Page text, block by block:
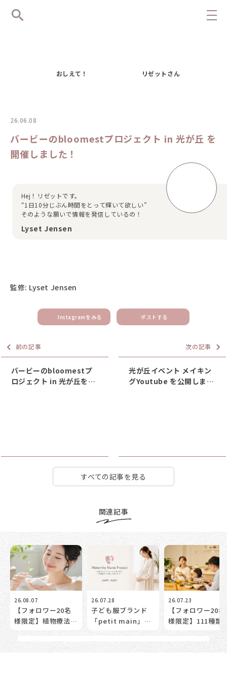
おしえて！ リゼットさん
26.06.08
バービーのbloomestプロジェクト in 光が丘 を
開催しました！
Hej！リゼットです。
“1日10分じぶん時間をとって輝いて欲しい”
そのような願いで情報を発信しているの！
Lyset Jensen
監修: Lyset Jensen
Instagramをみる ポストする
前の記事
バービーのbloomestプ
ロジェクト in 光が丘を開
次の記事
光が丘イベント メイキン
グYoutube を公開しまし
すべての記事を見る
関連記事
26.08.07
【フォロワー20名
様限定】植物療法
士・森田敦子先生監
修「アンティーム
ウォッシュ」で”洗
26.07.28
子ども服ブランド
「petit main」
が”ママとベビーの
トータルケアサポー
ト”を始動！妊娠前
26.07.23
【フォロワー20名
様限定】111種類
植物発酵エキスを
験！更年期世代の
めの「腸活体験モ